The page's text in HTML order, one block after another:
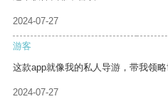
2024-07-27
游客
这款app就像我的私人导游，带我领略
2024-07-27